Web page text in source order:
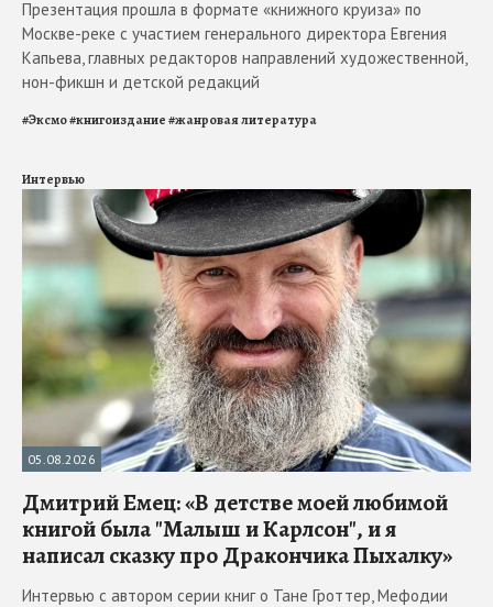
Презентация прошла в формате «книжного круиза» по
Москве-реке с участием генерального директора Евгения
Капьева, главных редакторов направлений художественной,
нон-фикшн и детской редакций
#Эксмо#книгоиздание#жанровая литература
Интервью
05.08.2026
Дмитрий Емец: «В детстве моей любимой
книгой была "Малыш и Карлсон", и я
написал сказку про Дракончика Пыхалку»
Интервью с автором серии книг о Тане Гроттер, Мефодии